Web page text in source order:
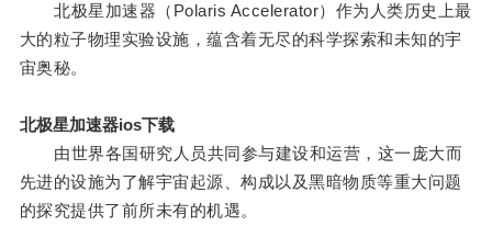
北极星加速器（Polaris Accelerator）作为人类历史上最
大的粒子物理实验设施，蕴含着无尽的科学探索和未知的宇
宙奥秘。
北极星加速器ios下载
由世界各国研究人员共同参与建设和运营，这一庞大而
先进的设施为了解宇宙起源、构成以及黑暗物质等重大问题
的探究提供了前所未有的机遇。